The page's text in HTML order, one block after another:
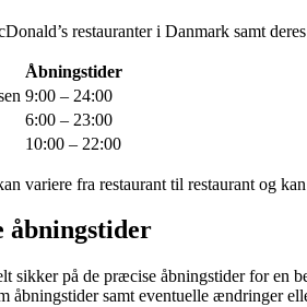
restauranter i Danmark samt
Åbningstider
9:00 – 24:00
6:00 – 23:00
10:00 – 22:00
variere fra restaurant til restaurant og
åbningstider
sikker på de præcise åbningstider for en
åbningstider samt eventuelle ændringer